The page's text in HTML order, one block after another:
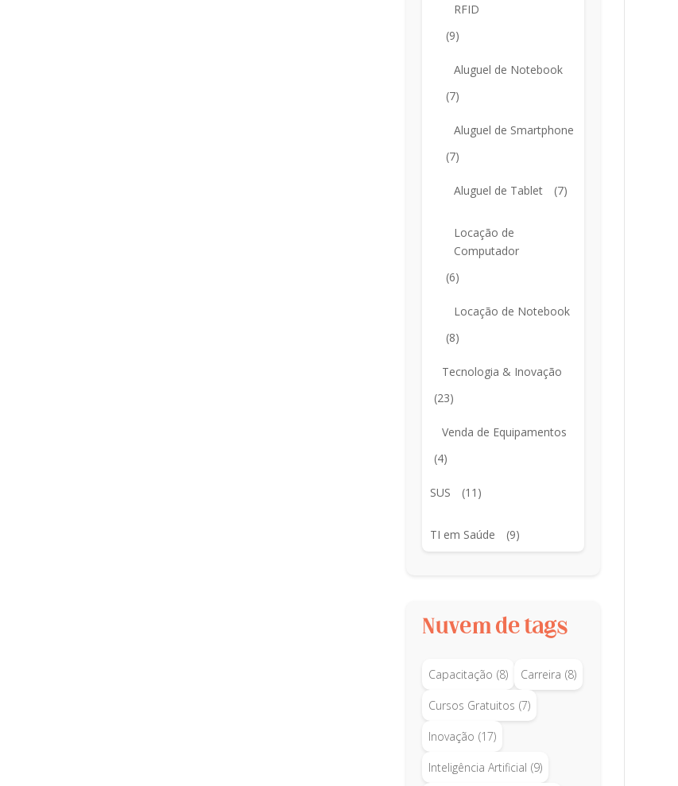
RFID
(9)
Aluguel de Notebook
(7)
Aluguel de Smartphone
(7)
Aluguel de Tablet (7)
Locação de
Computador
(6)
Locação de Notebook
(8)
Tecnologia & Inovação
(23)
Venda de Equipamentos
(4)
SUS (11)
TI em Saúde (9)
Nuvem de tags
Capacitação (8) Carreira (8)
Cursos Gratuitos (7)
Inovação (17)
Inteligência Artificial (9)